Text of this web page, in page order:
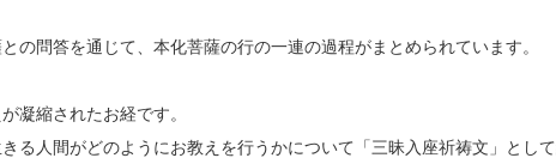
の問答を通じて、本化菩薩の行の一連の過程がまとめられています。
凝縮されたお経です。
る人間がどのようにお教えを行うかについて「三昧入座祈祷文」とし